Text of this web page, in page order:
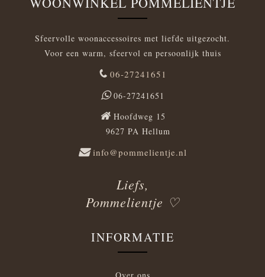
Sfeervolle woonaccessoires met liefde uitgezocht.
Voor een warm, sfeervol en persoonlijk thuis
06-27241651
06-27241651
Hoofdweg 15
9627 PA Hellum
info@pommelientje.nl
Liefs,
Pommelientje ♡
INFORMATIE